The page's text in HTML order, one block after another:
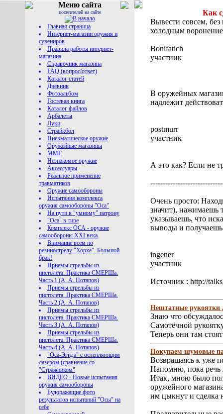
Меню сайта
посетителей на сайте
Главная страница
Интернет-магазин оружия и
сувениров
Правила работы интернет-
магазина
Справочник магазина
FAQ (вопрос/ответ)
Каталог статей
Дневник
Фотоальбом
Гостевая книга
Каталог файлов
Арбалеты
Луки
Страйкбол
Пневматическое оружие
Оружейные магазины
ММГ
Незнакомое оружие
Аксессуары
Реальное применение
травматиков
Оружие самообороны
Испытания комплекса
оружия самообороны "Оса"
На пути к "умному" патрону
"Оса" в тире
Комплекс ОСА - оружие
самообороны XXI века
Внимание всем по
резинострелу "Хорхе". Большой
брак!
Приемы стрельбы из
пистолета. Практика СМЕРШа.
Часть 1 (А. А. Потапов)
Приемы стрельбы из
пистолета. Практика СМЕРШа.
Часть 2 (А. А. Потапов)
Приемы стрельбы из
пистолета. Практика СМЕРШа.
Часть 3 (А. А. Потапов)
Приемы стрельбы из
пистолета. Практика СМЕРШа.
Часть 4 (А. А. Потапов)
"Оса-Эгида" с ослепляющим
лазером (сравнение со
"Стражником"
ВИДЕО - Новые испытания
оружия самообороны
Будоражащие фото
результатов испытаний "Осы" на
себе
Как
Вывести совсем,
холодным
Bonifatich
участник
В оружейных
надлежит
postmurr
участник
А это как? Если не
Очень просто:
значит), нажимаешь
указываешь, что
выводы и получаешь
ingener
участник
Источник : http://
Нештатные
Знаю что
Самотёчной
Теперь они там
Покупаем шумовые
Возвращаясь к уже
Напомню, пока речь
Итак, мною было
оружейного
им цыкнут и сделка